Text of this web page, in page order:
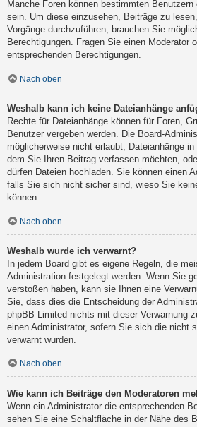
Manche Foren können bestimmten
sein. Um diese einzusehen, Beiträge zu
Vorgänge durchzuführen, brauchen Sie
Berechtigungen. Fragen Sie einen Moderator
entsprechenden Berechtigungen.
Nach oben
Weshalb kann ich keine Dateianhänge
Rechte für Dateianhänge können für Foren,
Benutzer vergeben werden. Die Board-
möglicherweise nicht erlaubt, Dateianhänge
dem Sie Ihren Beitrag verfassen möchten,
dürfen Dateien hochladen. Sie können einen
falls Sie sich nicht sicher sind, wieso Sie
können.
Nach oben
Weshalb wurde ich verwarnt?
In jedem Board gibt es eigene Regeln, die
Administration festgelegt werden. Wenn Sie
verstoßen haben, kann sie Ihnen eine
Sie, dass dies die Entscheidung der
phpBB Limited nichts mit dieser Verwarnung
einen Administrator, sofern Sie sich die nicht
verwarnt wurden.
Nach oben
Wie kann ich Beiträge den Moderatoren
Wenn ein Administrator die entsprechenden
sehen Sie eine Schaltfläche in der Nähe des